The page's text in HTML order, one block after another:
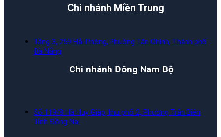
Chi nhánh Miền Trung
Tầng 3, 259 Hải Phòng, Phường Tân Chính, Thành phố
Đà Nẵng
Chi nhánh Đông Nam Bộ
Số 119/8 Hà Huy Giáp, khu phố 2, Phường Trấn Biên,
Tỉnh Đồng Nai